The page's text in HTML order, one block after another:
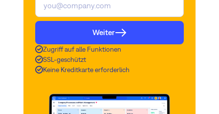
Weiter
Zugriff auf alle Funktionen
SSL-geschützt
Keine Kreditkarte erforderlich